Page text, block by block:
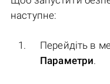
наступне:
Перейдіть в
Параметри.